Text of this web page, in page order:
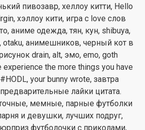
пивозавр, хеллоу китти, Hello
хэллоу кити, игра с love слов
аниме одежда, тян, кун, shibuya,
otaku, анимешников, черный кот в
drain, alt, эмо, emo, goth
the more things you have
your bunny wrote, завтра
лайки цитата.
мемные, парные футболки
и девушки, лучших подруг,
футболочки с приколами,